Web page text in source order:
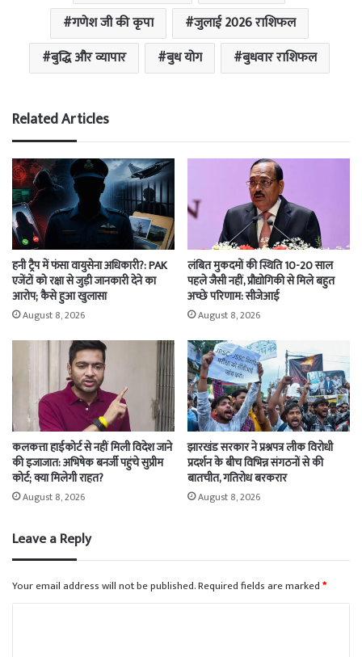
गणेश जी की कृपा
जुलाई 2026 राशिफल
बुद्धि और व्यापार
बुध योग बुधवार राशिफल
Related Articles
हनी ट्रैप में फंसा वायुसेना अधिकारी?: PAK
एजेंटों को रक्षा से जुड़ी जानकारी देने का
आरोप; कैसे हुआ खुलासा
August 8, 2026
लंबित मुकदमों की स्थिति 10-20 साल
पहले जैसी नहीं, प्रौद्योगिकी से मिले बहुत
अच्छे परिणाम: सीजेआई
August 8, 2026
कलकत्ता हाईकोर्ट से नहीं मिली विदेश जाने
की इजाजात: अभिषेक बनर्जी पहुंचे सुप्रीम
कोर्ट; क्या मिलेगी राहत?
August 8, 2026
झारखंड सरकार ने प्रश्नपत्र लीक विरोधी
प्रदर्शन के बीच विभिन्न संगठनों से की
बातचीत, गतिरोध बरकरार
August 8, 2026
Leave a Reply
Your email address will not be published.Required fields are marked*